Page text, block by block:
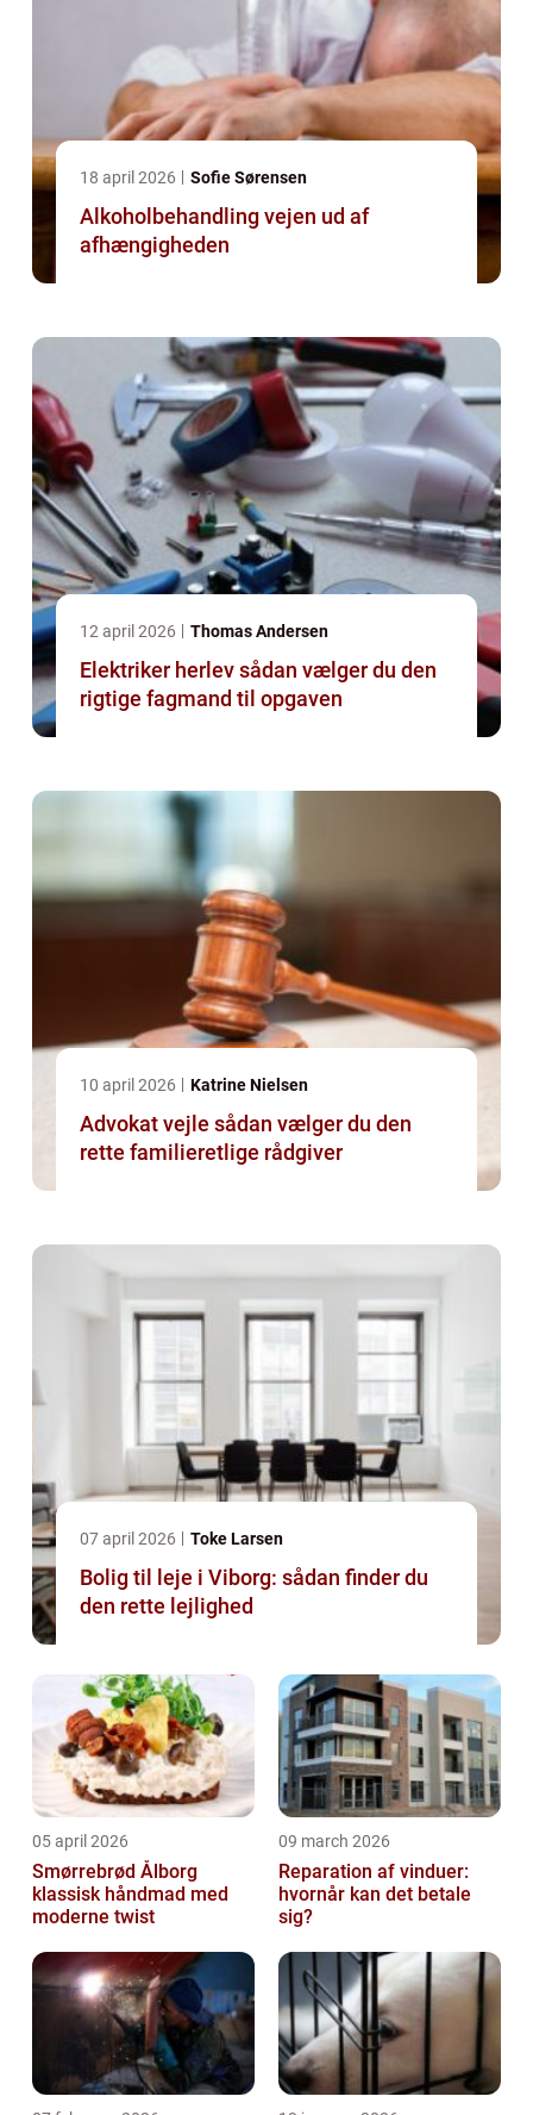
18 april 2026 Sofie Sørensen
Alkoholbehandling vejen ud af
afhængigheden
12 april 2026 Thomas Andersen
Elektriker herlev sådan vælger du den
rigtige fagmand til opgaven
10 april 2026 Katrine Nielsen
Advokat vejle sådan vælger du den
rette familieretlige rådgiver
07 april 2026 Toke Larsen
Bolig til leje i Viborg: sådan finder du
den rette lejlighed
05 april 2026
Smørrebrød Ålborg
klassisk håndmad med
moderne twist
09 march 2026
Reparation af vinduer:
hvornår kan det betale
sig?